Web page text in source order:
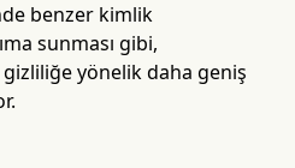
benzer kimlik
sunması gibi,
yönelik daha geniş